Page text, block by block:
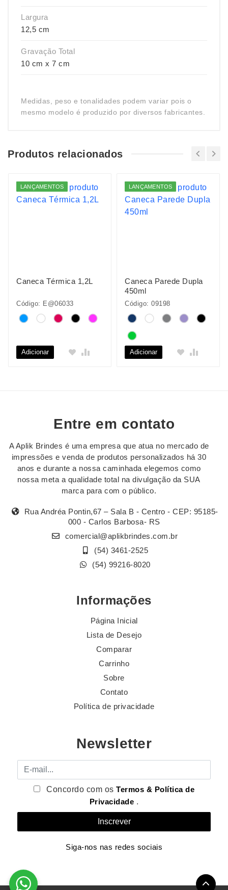
Largura
12,5 cm
Gravação Total
10 cm x 7 cm
Medidas, peso e tonalidades podem variar pois o
mesmo modelo é produzido por diversos fabricantes.
Produtos relacionados
LANÇAMENTOS
Caneca Térmica 1,2L
Código: E@06033
Adicionar
LANÇAMENTOS
Caneca Parede Dupla
450ml
Código: 09198
Adicionar
Entre em contato
A Aplik Brindes é uma empresa que atua no mercado de
impressões e venda de produtos personalizados há 30
anos e durante a nossa caminhada elegemos como
nossa meta a qualidade total na divulgação da SUA
marca para com o público.
Rua Andréa Pontin,67 – Sala B - Centro - CEP: 95185-
000 - Carlos Barbosa- RS
comercial@aplikbrindes.com.br
(54) 3461-2525
(54) 99216-8020
Informações
Página Inicial
Lista de Desejo
Comparar
Carrinho
Sobre
Contato
Política de privacidade
Newsletter
E-mail
Concordo com osTermos & Política de
Privacidade .
Siga-nos nas redes sociais